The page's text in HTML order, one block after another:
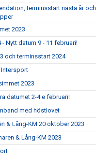
terminsstart nästa år och
2023
Nytt datum 9 - 11 februari!
och terminsstart 2024
2023
datumet 2-4:e februari!
med höstlovet
& Lång-KM 20 oktober 2023
& Lång-KM 2023